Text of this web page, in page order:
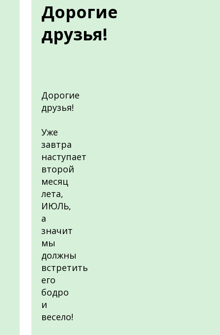
Дорогие
друзья!
Дорогие
друзья!
Уже
завтра
наступает
второй
месяц
лета,
ИЮЛЬ,
а
значит
мы
должны
встретить
его
бодро
и
весело!